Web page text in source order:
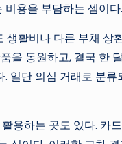
용을 부담하는 셈이다.
활비나 다른 부채 상
동원하고, 결국 한
일단 의심 거래로 분류
하는 곳도 있다. 카